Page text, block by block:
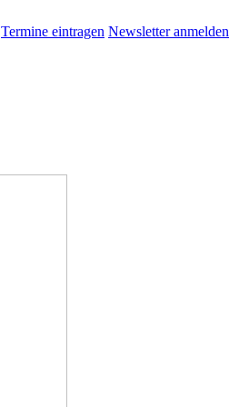
Termine eintragen Newsletter anmelden